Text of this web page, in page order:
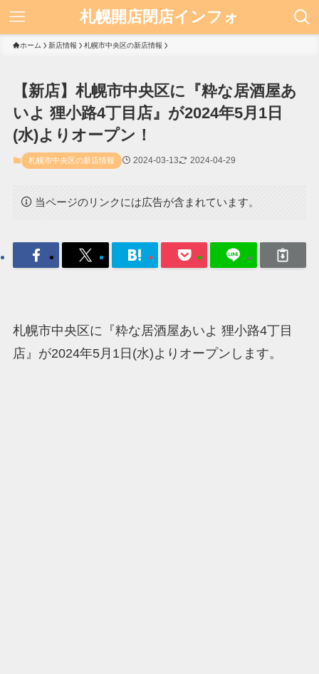
札幌開店閉店インフォ
ホーム 新店情報 札幌市中央区の新店情報
【新店】札幌市中央区に『粋な居酒屋あ
いよ 狸小路4丁目店』が2024年5月1日
(水)よりオープン！
札幌市中央区の新店情報 2024-03-13 2024-04-29
当ページのリンクには広告が含まれています。
札幌市中央区に『粋な居酒屋あいよ 狸小路4丁目
店』が2024年5月1日(水)よりオープンします。